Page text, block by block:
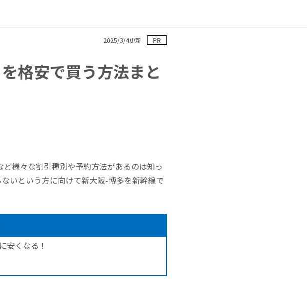
2025/3/4更新 PR
格安で買う方法まと
様々な割引種別や予約方法があるのは知っ
いという方に向けて新大阪-博多を新幹線で
安くなる！